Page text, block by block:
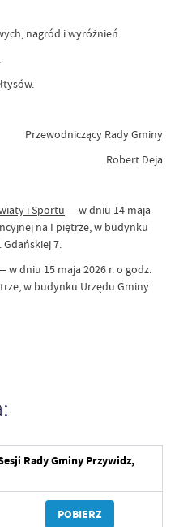
nagród i wyróżnień.
Przewodniczący Rady Gminy
Robert Deja
i Sportu — w dniu 14 maja
na I piętrze, w budynku
7.
w dniu 15 maja 2026 r. o godz.
w budynku Urzędu Gminy
Rady Gminy Przywidz,
POBIERZ